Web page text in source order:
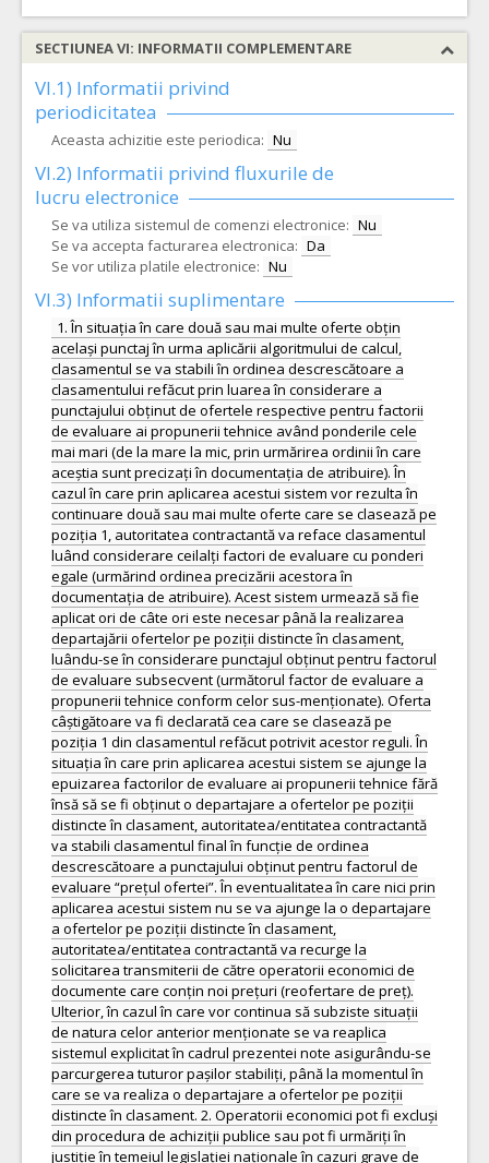
SECTIUNEA VI: INFORMATII COMPLEMENTARE
VI.1) Informatii privind
periodicitatea
Aceasta achizitie este periodica: Nu
VI.2) Informatii privind fluxurile de
lucru electronice
Se va utiliza sistemul de comenzi electronice: Nu
Se va accepta facturarea electronica: Da
Se vor utiliza platile electronice: Nu
VI.3) Informatii suplimentare
1. În situația în care două sau mai multe oferte obțin
același punctaj în urma aplicării algoritmului de calcul,
clasamentul se va stabili în ordinea descrescătoare a
clasamentului refăcut prin luarea în considerare a
punctajului obținut de ofertele respective pentru factorii
de evaluare ai propunerii tehnice având ponderile cele
mai mari (de la mare la mic, prin urmărirea ordinii în care
aceștia sunt precizați în documentația de atribuire). În
cazul în care prin aplicarea acestui sistem vor rezulta în
continuare două sau mai multe oferte care se clasează pe
poziția 1, autoritatea contractantă va reface clasamentul
luând considerare ceilalți factori de evaluare cu ponderi
egale (urmărind ordinea precizării acestora în
documentația de atribuire). Acest sistem urmează să fie
aplicat ori de câte ori este necesar până la realizarea
departajării ofertelor pe poziții distincte în clasament,
luându-se în considerare punctajul obținut pentru factorul
de evaluare subsecvent (următorul factor de evaluare a
propunerii tehnice conform celor sus-menționate). Oferta
câștigătoare va fi declarată cea care se clasează pe
poziția 1 din clasamentul refăcut potrivit acestor reguli. În
situația în care prin aplicarea acestui sistem se ajunge la
epuizarea factorilor de evaluare ai propunerii tehnice fără
însă să se fi obținut o departajare a ofertelor pe poziții
distincte în clasament, autoritatea/entitatea contractantă
va stabili clasamentul final în funcție de ordinea
descrescătoare a punctajului obținut pentru factorul de
evaluare “prețul ofertei”. În eventualitatea în care nici prin
aplicarea acestui sistem nu se va ajunge la o departajare
a ofertelor pe poziții distincte în clasament,
autoritatea/entitatea contractantă va recurge la
solicitarea transmiterii de către operatorii economici de
documente care conțin noi prețuri (reofertare de preț).
Ulterior, în cazul în care vor continua să subziste situații
de natura celor anterior menționate se va reaplica
sistemul explicitat în cadrul prezentei note asigurându-se
parcurgerea tuturor pașilor stabiliți, până la momentul în
care se va realiza o departajare a ofertelor pe poziții
distincte în clasament. 2. Operatorii economici pot fi excluși
din procedura de achiziții publice sau pot fi urmăriți în
justiție în temeiul legislației naționale în cazuri grave de